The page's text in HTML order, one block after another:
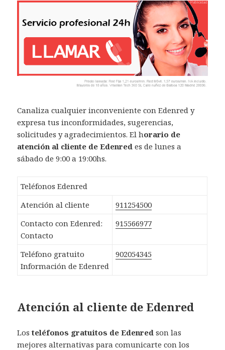
Canaliza cualquier inconveniente con Edenred y
expresa tus inconformidades, sugerencias,
solicitudes y agradecimientos. El horario de
atención al cliente de Edenred es de lunes a
sábado de 9:00 a 19:00hs.
Teléfonos Edenred
Atención al cliente
911254500
Contacto con Edenred:
Contacto
915566977
Teléfono gratuito
Información de Edenred
902054345
Atención al cliente de Edenred
Losteléfonos gratuitos de Edenredson las
mejores alternativas para comunicarte con los